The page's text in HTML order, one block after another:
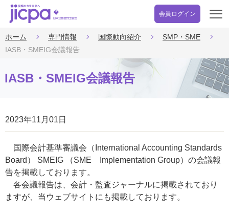
会員ログイン
開
ホーム 専門情報 国際動向紹介
SMP・SME
IASB・SMEIG会議報告
IASB・SMEIG会議報告
2023年11月01日
国際会計基準審議会（International Accounting Standards
Board） SMEIG （SME Implementation Group）の会議報
告を掲載しております。
各会議報告は、会計・監査ジャーナルに掲載されており
ますが、当ウェブサイトにも掲載しております。